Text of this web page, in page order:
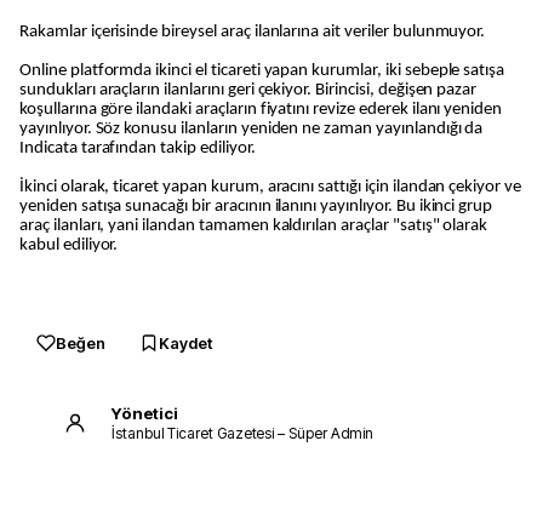
Rakamlar içerisinde bireysel araç ilanlarına ait veriler bulunmuyor.
Online platformda ikinci el ticareti yapan kurumlar, iki sebeple satışa
sundukları araçların ilanlarını geri çekiyor. Birincisi, değişen pazar
koşullarına göre ilandaki araçların fiyatını revize ederek ilanı yeniden
yayınlıyor. Söz konusu ilanların yeniden ne zaman yayınlandığı da
Indicata tarafından takip ediliyor.
İkinci olarak, ticaret yapan kurum, aracını sattığı için ilandan çekiyor ve
yeniden satışa sunacağı bir aracının ilanını yayınlıyor. Bu ikinci grup
araç ilanları, yani ilandan tamamen kaldırılan araçlar "satış" olarak
kabul ediliyor.
Beğen Kaydet
Yönetici
İstanbul Ticaret Gazetesi – Süper Admin